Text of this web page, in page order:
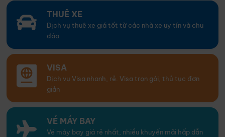
THUÊ XE
Dịch vụ thuê xe giá tốt từ các nhà xe uy tín và chu
đáo
VISA
Dịch vụ Visa nhanh, rẻ. Visa trọn gói, thủ tục đơn
giản
VÉ MÁY BAY
Vé máy bay giá rẻ nhất, nhiều khuyến mãi hấp dẫn